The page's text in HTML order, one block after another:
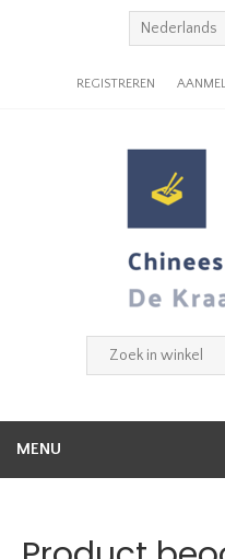
REGISTREREN
MENU